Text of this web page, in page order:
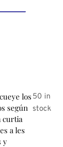
los
según
curtia
a les
y
50 in
stock